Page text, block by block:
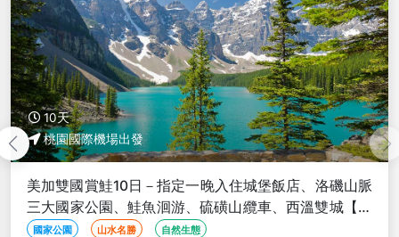
10天
桃園國際機場出發
美加雙國賞鮭10日－指定一晚入住城堡飯店、洛磯山脈
三大國家公園、鮭魚洄游、硫磺山纜車、西溫雙城【長
榮玩美加族】
國家公園 山水名勝 自然生態